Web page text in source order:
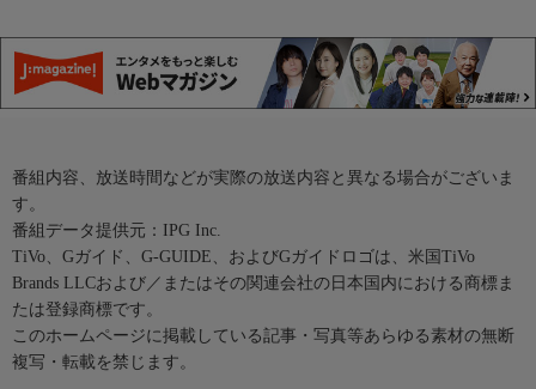
番組内容、放送時間などが実際の放送内容と異なる場合がございま
す。
番組データ提供元：IPG Inc.
TiVo、Gガイド、G-GUIDE、およびGガイドロゴは、米国TiVo
Brands LLCおよび／またはその関連会社の日本国内における商標ま
たは登録商標です。
このホームページに掲載している記事・写真等あらゆる素材の無断
複写・転載を禁じます。